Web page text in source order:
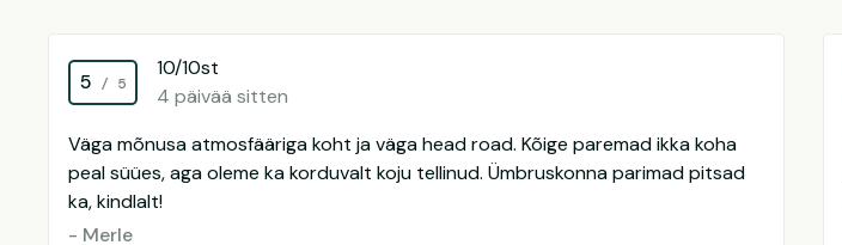
5 / 5
10/10st
4 päivää sitten
Väga mõnusa atmosfääriga koht ja väga head road. Kõige paremad ikka koha
peal süües, aga oleme ka korduvalt koju tellinud. Ümbruskonna parimad pitsad
ka, kindlalt!
- Merle